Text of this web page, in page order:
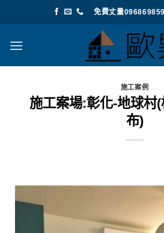
免費丈量
施工案例
施工案場:彰化-地球村
布)